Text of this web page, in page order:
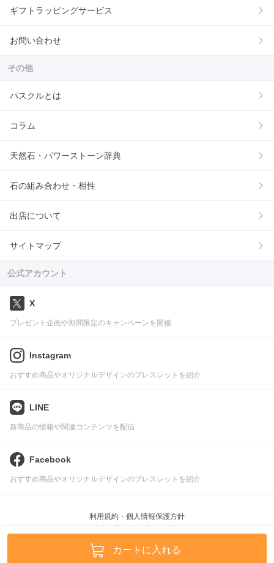
ギフトラッピングサービス
お問い合わせ
その他
パスクルとは
コラム
天然石・パワーストーン辞典
石の組み合わせ・相性
出店について
サイトマップ
公式アカウント
X
プレゼント企画や期間限定のキャンペーンを開催
Instagram
おすすめ商品やオリジナルデザインのブレスレットを紹介
LINE
新商品の情報や関連コンテンツを配信
Facebook
おすすめ商品やオリジナルデザインのブレスレットを紹介
利用規約・個人情報保護方針
Pascle © leafworks, Inc.